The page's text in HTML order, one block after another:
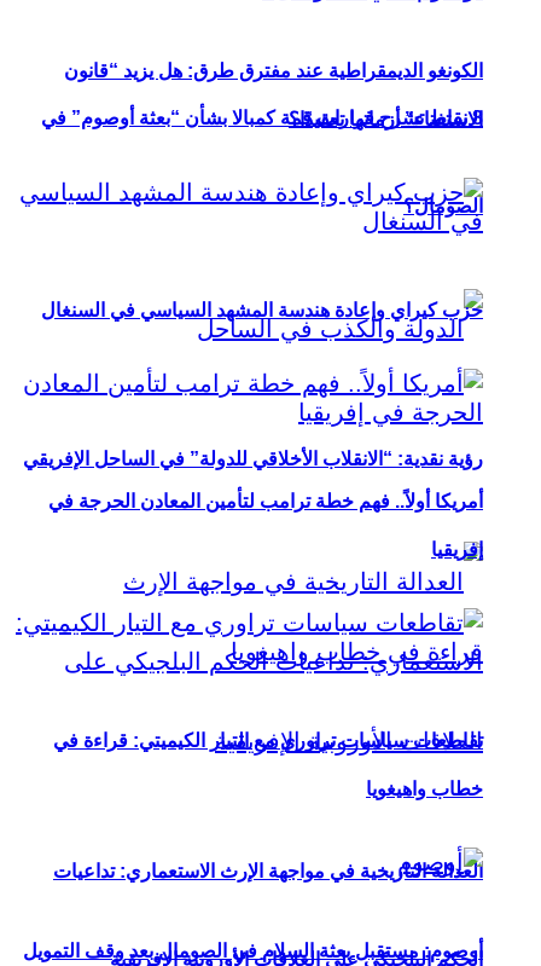
8 نقاط تشرح قرارات قمة كمبالا بشأن “بعثة أوصوم” في
الصومال؟
رؤية نقدية: “الانقلاب الأخلاقي للدولة” في الساحل الإفريقي
العدالة التاريخية في مواجهة الإرث الاستعماري: تداعيات
الحكم البلجيكي على العلاقات الأوروبية الإفريقية
الكونغو الديمقراطية عند مفترق طرق: هل يزيد “قانون
الاستفتاء” أزماتها تعقيدًا؟
حزب كيراي وإعادة هندسة المشهد السياسي في السنغال
أمريكا أولاً.. فهم خطة ترامب لتأمين المعادن الحرجة في
إفريقيا
تقاطعات سياسات تراوري مع التيار الكيميتي: قراءة في
خطاب واهيغويا
أوصوم: مستقبل بعثة السلام في الصومال بعد وقف التمويل